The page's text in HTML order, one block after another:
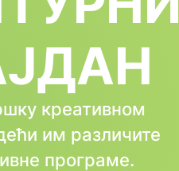
креативном
им различите
програме.